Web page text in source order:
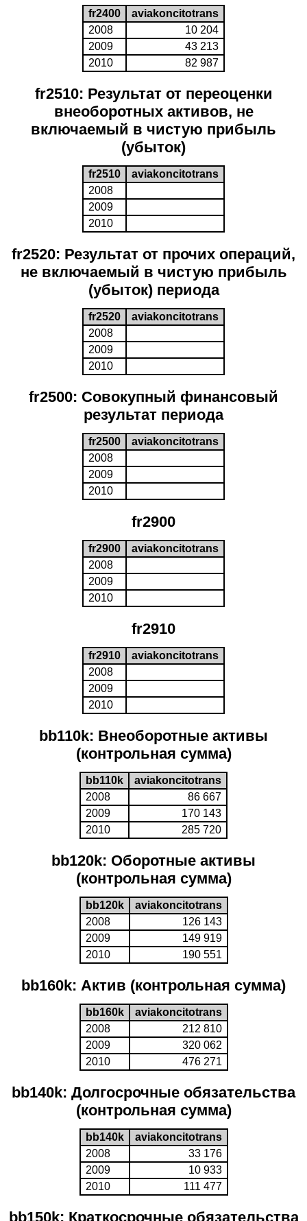
fr2400
aviakoncitotrans
2008
10 204
2009
43 213
2010
82 987
fr2510: Результат от переоценки
внеоборотных активов, не
включаемый в чистую прибыль
(убыток)
fr2510
aviakoncitotrans
2008
2009
2010
fr2520: Результат от прочих операций,
не включаемый в чистую прибыль
(убыток) периода
fr2520
aviakoncitotrans
2008
2009
2010
fr2500: Совокупный финансовый
результат периода
fr2500
aviakoncitotrans
2008
2009
2010
fr2900
fr2900
aviakoncitotrans
2008
2009
2010
fr2910
fr2910
aviakoncitotrans
2008
2009
2010
bb110k: Внеоборотные активы
(контрольная сумма)
bb110k
aviakoncitotrans
2008
86 667
2009
170 143
2010
285 720
bb120k: Оборотные активы
(контрольная сумма)
bb120k
aviakoncitotrans
2008
126 143
2009
149 919
2010
190 551
bb160k: Актив (контрольная сумма)
bb160k
aviakoncitotrans
2008
212 810
2009
320 062
2010
476 271
bb140k: Долгосрочные обязательства
(контрольная сумма)
bb140k
aviakoncitotrans
2008
33 176
2009
10 933
2010
111 477
bb150k: Краткосрочные обязательства